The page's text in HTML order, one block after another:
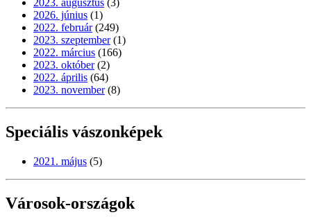
2023. augusztus (3)
2026. június (1)
2022. február (249)
2023. szeptember (1)
2022. március (166)
2023. október (2)
2022. április (64)
2023. november (8)
Speciális vászonképek
2021. május (5)
Városok-országok